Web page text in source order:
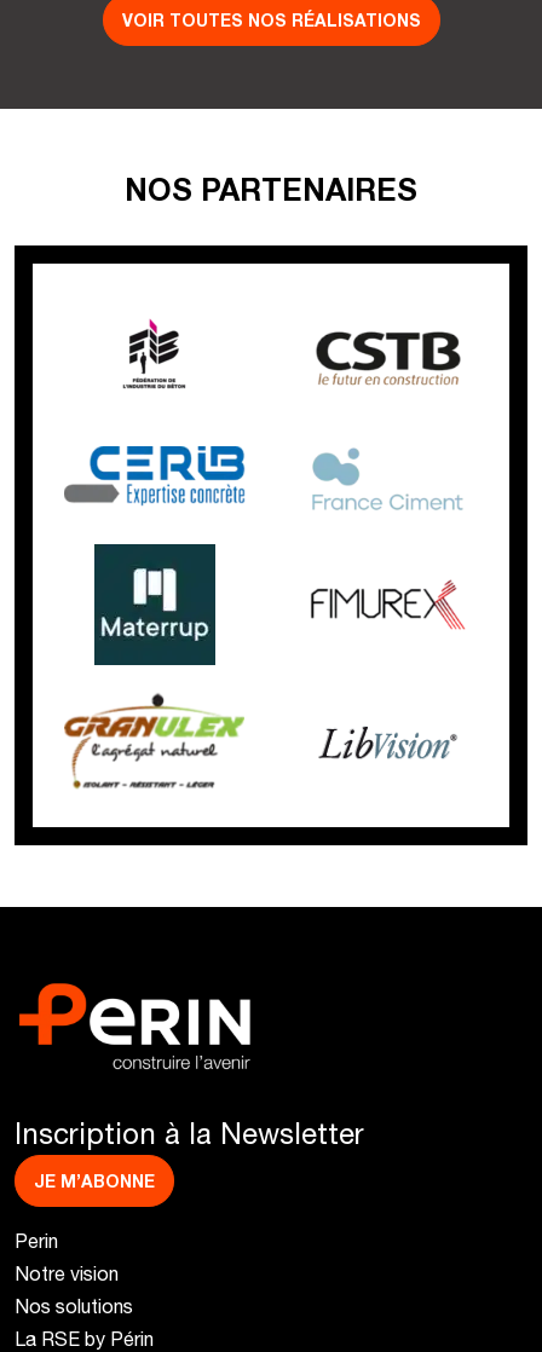
VOIR TOUTES NOS RÉALISATIONS
NOS PARTENAIRES
Inscription à la Newsletter
JE M’ABONNE
Perin
Notre vision
Nos solutions
La RSE by Périn